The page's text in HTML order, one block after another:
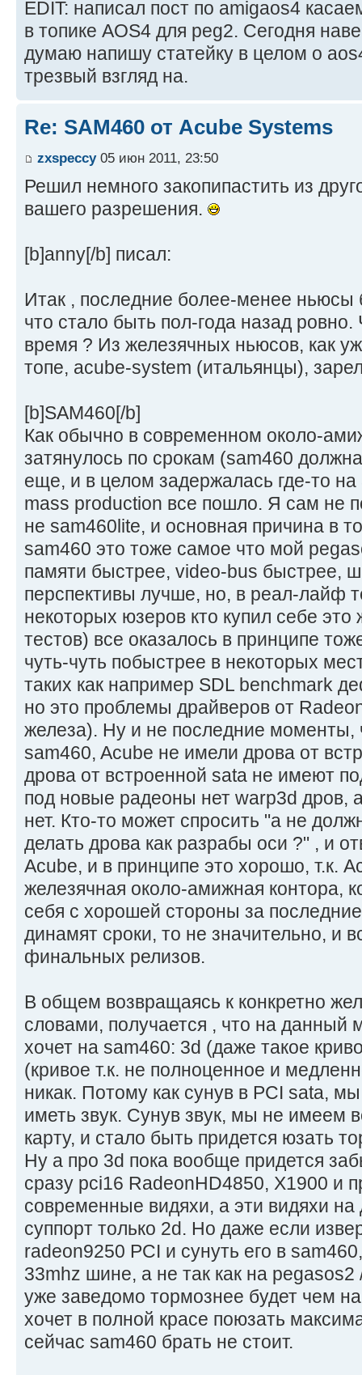
EDIT: написал пост по amigaos4
в топике AOS4 для peg2. Сегодня
думаю напишу статейку в целом о
трезвый взгляд на.
Re: SAM460 от Acube Systems
zxspeccy05 июн 2011, 23:50
Решил немного закопипастить из
вашего разрешения.
[b]anny[/b] писал:
Итак , последние более-менее ньюсы
что стало быть пол-года назад
время ? Из железячных ньюсов, как
топе, acube-system (итальянцы),
[b]SAM460[/b]
Как обычно в современном около-
затянулось по срокам (sam460
еще, и в целом задержалась где-то
mass production все пошло. Я сам не
не sam460lite, и основная причина в
sam460 это тоже самое что мой
памяти быстрее, video-bus быстрее,
перспективы лучше, но, в реал-лайф
некоторых юзеров кто купил себе это
тестов) все оказалось в принципе
чуть-чуть побыстрее в некоторых
таких как например SDL benchmark
но это проблемы драйверов от
железа). Ну и не последние моменты,
sam460, Acube не имели дрова от
дрова от встроенной sata не имеют
под новые радеоны нет warp3d дров,
нет. Кто-то может спросить "а не
делать дрова как разрабы оси ?" , и
Acube, и в принципе это хорошо, т.к.
железячная около-амижная контора,
себя с хорошей стороны за
динамят сроки, то не значительно, и
финальных релизов.
В общем возвращаясь к конкретно
словами, получается , что на данный
хочет на sam460: 3d (даже такое
(кривое т.к. не полноценное и
никак. Потому как сунув в PCI sata,
иметь звук. Сунув звук, мы не имеем
карту, и стало быть придется юзать
Ну а про 3d пока вообще придется
сразу pci16 RadeonHD4850, X1900 и
современные видяхи, а эти видяхи
суппорт только 2d. Но даже если
radeon9250 PCI и сунуть его в
33mhz шине, а не так как на
уже заведомо тормознее будет чем
хочет в полной красе поюзать
сейчас sam460 брать не стоит.